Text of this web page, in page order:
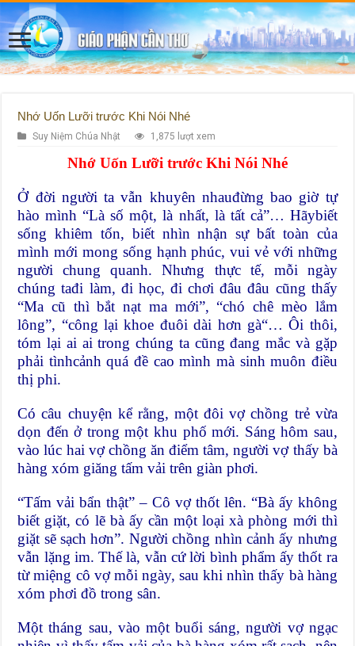
Nhớ Uốn Lưỡi trước Khi Nói Nhé
Suy Niệm Chúa Nhật 1,875 lượt xem
Nhớ Uốn Lưỡi trước Khi Nói Nhé
Ở đời người ta vẫn khuyên nhauđừng bao giờ tự
hào mình “Là số một, là nhất, là tất cả”… Hãybiết
sống khiêm tốn, biết nhìn nhận sự bất toàn của
mình mới mong sống hạnh phúc, vui vẻ với những
người chung quanh. Nhưng thực tế, mỗi ngày
chúng tađi làm, đi học, đi chơi đâu đâu cũng thấy
“Ma cũ thì bắt nạt ma mới”, “chó chê mèo lắm
lông”, “công lại khoe đuôi dài hơn gà“… Ôi thôi,
tóm lại ai ai trong chúng ta cũng đang mắc và gặp
phải tìnhcảnh quá đề cao mình mà sinh muôn điều
thị phi.
Có câu chuyện kể rằng, một đôi vợ chồng trẻ vừa
dọn đến ở trong một khu phố mới. Sáng hôm sau,
vào lúc hai vợ chồng ăn điểm tâm, người vợ thấy bà
hàng xóm giăng tấm vải trên giàn phơi.
“Tấm vải bẩn thật” – Cô vợ thốt lên. “Bà ấy không
biết giặt, có lẽ bà ấy cần một loại xà phòng mới thì
giặt sẽ sạch hơn”. Người chồng nhìn cảnh ấy nhưng
vẫn lặng im. Thế là, vẫn cứ lời bình phẩm ấy thốt ra
từ miệng cô vợ mỗi ngày, sau khi nhìn thấy bà hàng
xóm phơi đồ trong sân.
Một tháng sau, vào một buổi sáng, người vợ ngạc